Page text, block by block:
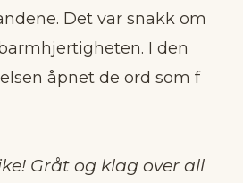
Det var snakk om
I den
åpnet de ord som f
Gråt og klag over all